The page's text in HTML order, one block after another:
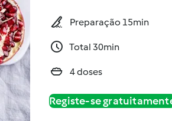
Preparação 15min
Total 30min
4 doses
Registe-se